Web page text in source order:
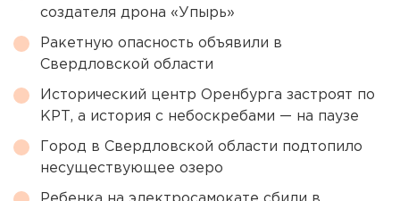
создателя дрона «Упырь»
Ракетную опасность объявили в
Свердловской области
Исторический центр Оренбурга застроят по
КРТ, а история с небоскребами — на паузе
Город в Свердловской области подтопило
несуществующее озеро